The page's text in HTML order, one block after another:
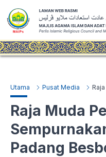
Utama Pusat Media
Raja Muda
Padang